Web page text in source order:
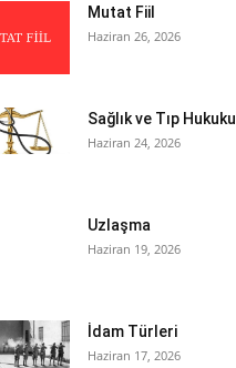
Mutat Fiil
Haziran 26, 2026
Sağlık ve Tıp Hukuku
Haziran 24, 2026
Uzlaşma
Haziran 19, 2026
İdam Türleri
Haziran 17, 2026